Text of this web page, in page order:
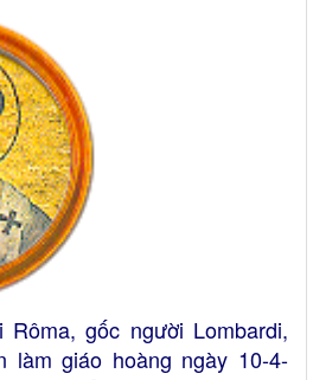
gốc người Lombardi,
làm giáo hoàng ngày 10-4-